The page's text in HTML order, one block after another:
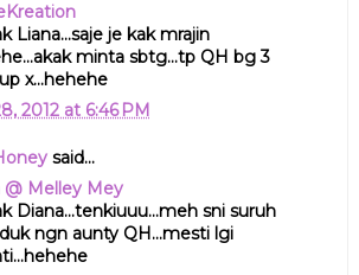
Liana...saje je kak mrajin
minta sbtg...tp QH bg 3
x...hehehe
2012 at 6:46 PM
said...
@ Melley Mey
Diana...tenkiuuu...meh sni suruh
ngn aunty QH...mesti lgi